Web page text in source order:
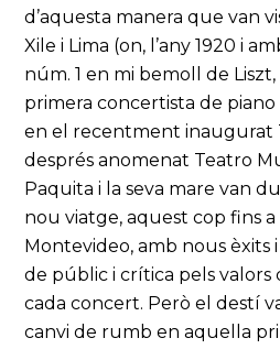
d’aquesta manera que van
Xile i Lima (on, l’any 1920 i
núm. 1 en mi bemoll de
primera concertista de
en el recentment inaugurat
després anomenat Teatro
Paquita i la seva mare van
nou viatge, aquest cop fins a
Montevideo, amb nous èxits
de públic i crítica pels valors
cada concert. Però el destí
canvi de rumb en aquella